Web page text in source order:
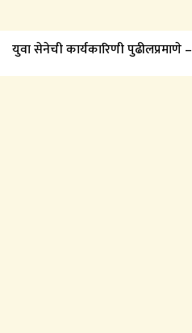
युवा सेनेची कार्यकारिणी पुढीलप्रमाणे –